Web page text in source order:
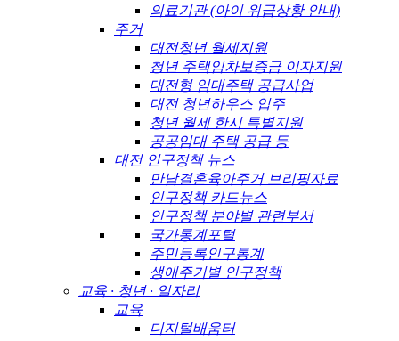
의료기관 (아이 위급상황 안내)
주거
대전청년 월세지원
청년 주택임차보증금 이자지원
대전형 임대주택 공급사업
대전 청년하우스 입주
청년 월세 한시 특별지원
공공임대 주택 공급 등
대전 인구정책 뉴스
만남결혼육아주거 브리핑자료
인구정책 카드뉴스
인구정책 분야별 관련부서
국가통계포털
주민등록인구통계
생애주기별 인구정책
교육 · 청년 · 일자리
교육
디지털배움터